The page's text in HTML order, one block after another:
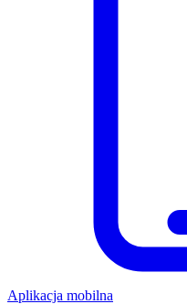
Aplikacja mobilna